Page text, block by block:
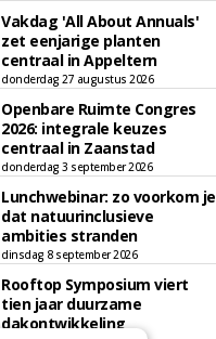
Vakdag 'All About Annuals'
zet eenjarige planten
centraal in Appeltern
donderdag 27 augustus 2026
Openbare Ruimte Congres
2026: integrale keuzes
centraal in Zaanstad
donderdag 3 september 2026
Lunchwebinar: zo voorkom je
dat natuurinclusieve
ambities stranden
dinsdag 8 september 2026
Rooftop Symposium viert
tien jaar duurzame
dakontwikkeling